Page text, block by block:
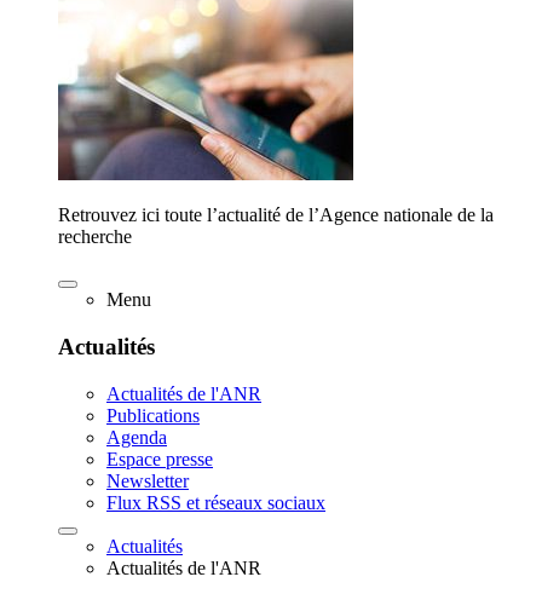
Retrouvez ici toute l’actualité de l’Agence nationale de la
recherche
Menu
Actualités
Actualités de l'ANR
Publications
Agenda
Espace presse
Newsletter
Flux RSS et réseaux sociaux
Actualités
Actualités de l'ANR